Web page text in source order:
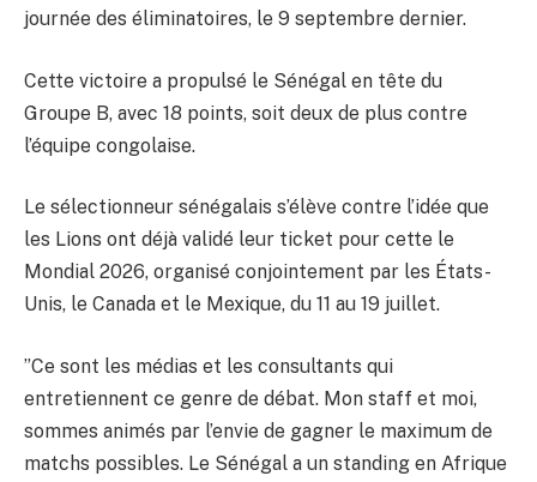
journée des éliminatoires, le 9 septembre dernier.
Cette victoire a propulsé le Sénégal en tête du
Groupe B, avec 18 points, soit deux de plus contre
l’équipe congolaise.
Le sélectionneur sénégalais s’élève contre l’idée que
les Lions ont déjà validé leur ticket pour cette le
Mondial 2026, organisé conjointement par les États-
Unis, le Canada et le Mexique, du 11 au 19 juillet.
”Ce sont les médias et les consultants qui
entretiennent ce genre de débat. Mon staff et moi,
sommes animés par l’envie de gagner le maximum de
matchs possibles. Le Sénégal a un standing en Afrique